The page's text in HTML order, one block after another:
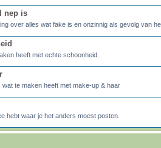
nep is
over alles wat fake is en onzinnig als gevolg van
heeft met echte schoonheid.
wat te maken heeft met make-up & haar
hebt waar je het anders moest posten.